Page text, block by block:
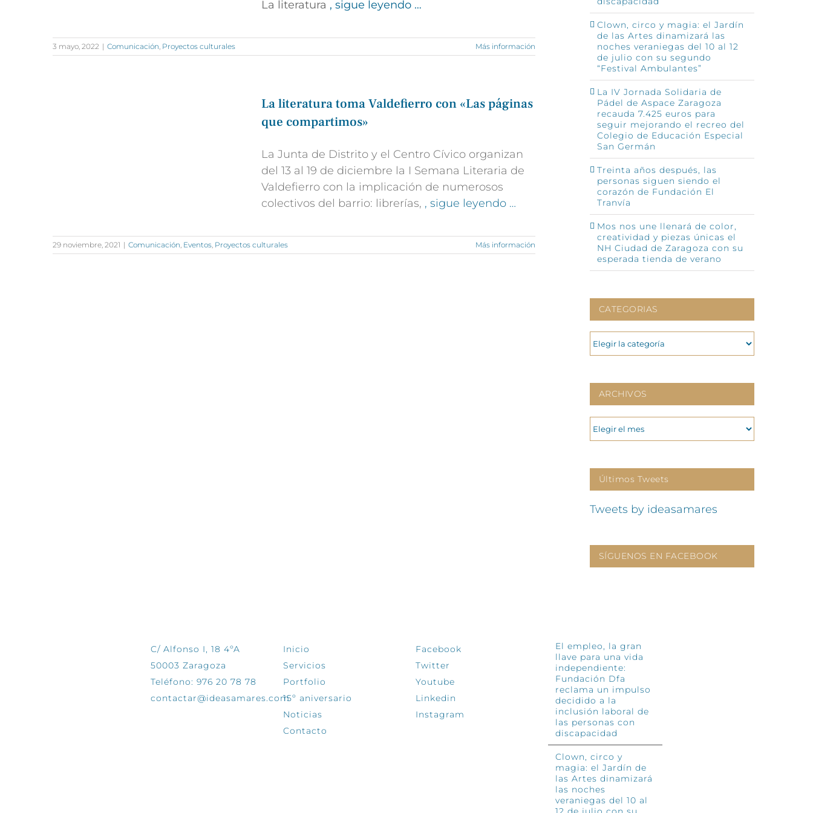
La literatura , sigue leyendo …
3 mayo, 2022 | Comunicación, Proyectos culturales Más información
La literatura toma Valdefierro con «Las páginas
que compartimos»
La Junta de Distrito y el Centro Cívico organizan
del 13 al 19 de diciembre la I Semana Literaria de
Valdefierro con la implicación de numerosos
colectivos del barrio: librerías, , sigue leyendo …
29 noviembre, 2021 | Comunicación, Eventos, Proyectos culturales Más información
Clown, circo y magia: el Jardín
de las Artes dinamizará las
noches veraniegas del 10 al 12
de julio con su segundo
“Festival Ambulantes”
La IV Jornada Solidaria de
Pádel de Aspace Zaragoza
recauda 7.425 euros para
seguir mejorando el recreo del
Colegio de Educación Especial
San Germán
Treinta años después, las
personas siguen siendo el
corazón de Fundación El
Tranvía
Mos nos une llenará de color,
creatividad y piezas únicas el
NH Ciudad de Zaragoza con su
esperada tienda de verano
CATEGORIAS
CATEGORIAS
ARCHIVOS
ARCHIVOS
Últimos Tweets
Tweets by ideasamares
SÍGUENOS EN FACEBOOK
C/ Alfonso I, 18 4ºA
50003 Zaragoza
Teléfono: 976 20 78 78
contactar@ideasamares.com
Inicio
Servicios
Portfolio
15º aniversario
Noticias
Contacto
Facebook
Twitter
Youtube
Linkedin
Instagram
El empleo, la gran
llave para una vida
independiente:
Fundación Dfa
reclama un impulso
decidido a la
inclusión laboral de
las personas con
discapacidad
Clown, circo y
magia: el Jardín de
las Artes dinamizará
las noches
veraniegas del 10 al